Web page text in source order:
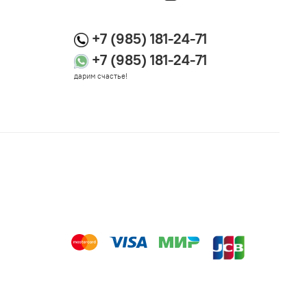
+7 (985) 181-24-71
+7 (985) 181-24-71
дарим счастье!